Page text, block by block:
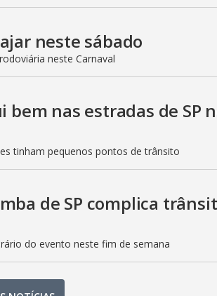
neste sábado
neste Carnaval
nas estradas de SP
tinham pequenos pontos de trânsito
de SP complica
do evento neste fim de semana